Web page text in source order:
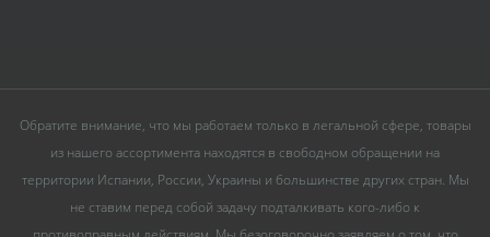
Обратите внимание, что мы работаем только в легальной сфере, товары
из нашего ассортимента находятся в свободном обращении на
территории Испании, России, Украины и большинстве других стран. Мы
не ставим перед собой задачу подталкивать кого-либо к